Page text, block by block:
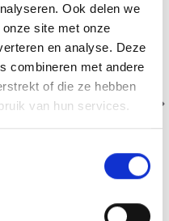
Ook delen we
site met onze
en analyse. Deze
combineren met andere
of die ze hebben
van hun services.